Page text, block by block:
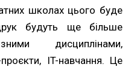
школах цього буде
будуть ще більше
дисциплінами,
IT-навчання. Це